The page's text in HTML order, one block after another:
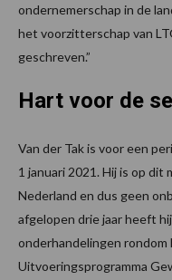
ondernemerschap in de
het voorzitterschap van
geschreven.”
Hart voor de
Van der Tak is voor een
1 januari 2021. Hij is op
Nederland en dus geen
afgelopen drie jaar heeft
onderhandelingen
Uitvoeringsprogramma